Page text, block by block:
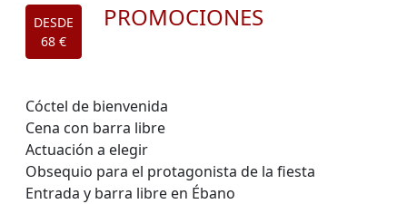
DESDE
68 €
PROMOCIONES
Cóctel de bienvenida
Cena con barra libre
Actuación a elegir
Obsequio para el protagonista de la fiesta
Entrada y barra libre en Ébano